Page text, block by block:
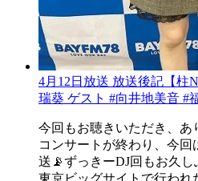
4月12日放送 放送後記【柱
瑞葵 ゲスト #向井地美音 #
今回もお聴きいただき、あ
コンサートが終わり、今
送📡ずっきーDJ回もお久し